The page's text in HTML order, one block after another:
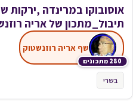
אוסובוקו במרינדה ,ירקות
תיבול_מתכון של אריה
280 מתכונים
שף אריה רוזנשטוק
בשרי